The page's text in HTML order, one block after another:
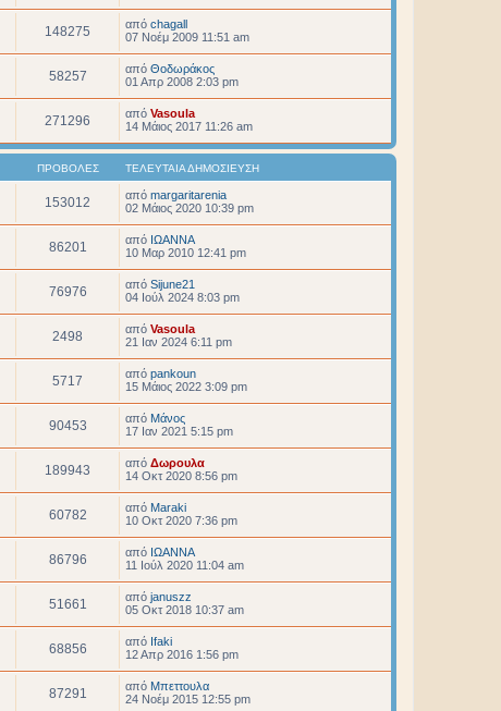
148275 από chagall
07 Νοέμ 2009 11:51 am
58257 από Θοδωράκος
01 Απρ 2008 2:03 pm
271296 από Vasoula
14 Μάιος 2017 11:26 am
ΠΡΟΒΟΛΈΣ ΤΕΛΕΥΤΑΊΑ ΔΗΜΟΣΊΕΥΣΗ
153012 από margaritarenia
02 Μάιος 2020 10:39 pm
86201 από ΙΩΑΝΝΑ
10 Μαρ 2010 12:41 pm
76976 από Sijune21
04 Ιούλ 2024 8:03 pm
2498 από Vasoula
21 Ιαν 2024 6:11 pm
5717 από pankoun
15 Μάιος 2022 3:09 pm
90453 από Μάνος
17 Ιαν 2021 5:15 pm
189943 από Δωρουλα
14 Οκτ 2020 8:56 pm
60782 από Maraki
10 Οκτ 2020 7:36 pm
86796 από ΙΩΑΝΝΑ
11 Ιούλ 2020 11:04 am
51661 από januszz
05 Οκτ 2018 10:37 am
68856 από Ifaki
12 Απρ 2016 1:56 pm
87291 από Μπεττουλα
24 Νοέμ 2015 12:55 pm